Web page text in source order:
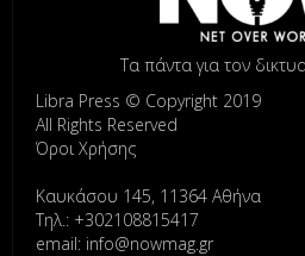
Τα πάντα για τον
Libra Press © Copyright 2019
All Rights Reserved
Όροι Χρήσης
Καυκάσου 145, 11364 Αθήνα
Τηλ.: +302108815417
email: info@nowmag.gr